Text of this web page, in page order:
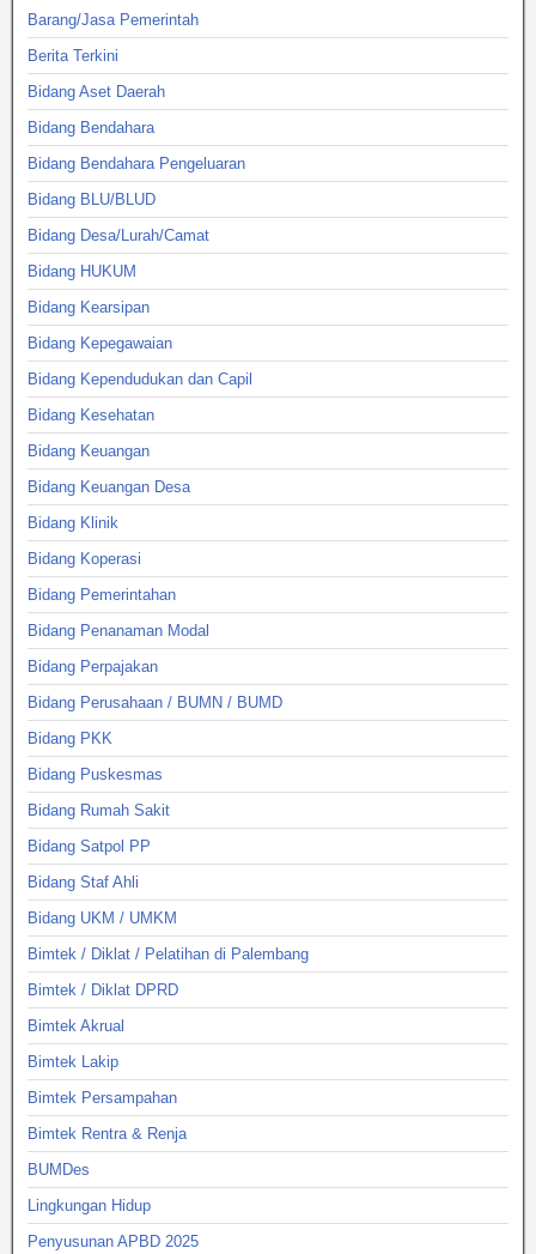
Barang/Jasa Pemerintah
Berita Terkini
Bidang Aset Daerah
Bidang Bendahara
Bidang Bendahara Pengeluaran
Bidang BLU/BLUD
Bidang Desa/Lurah/Camat
Bidang HUKUM
Bidang Kearsipan
Bidang Kepegawaian
Bidang Kependudukan dan Capil
Bidang Kesehatan
Bidang Keuangan
Bidang Keuangan Desa
Bidang Klinik
Bidang Koperasi
Bidang Pemerintahan
Bidang Penanaman Modal
Bidang Perpajakan
Bidang Perusahaan / BUMN / BUMD
Bidang PKK
Bidang Puskesmas
Bidang Rumah Sakit
Bidang Satpol PP
Bidang Staf Ahli
Bidang UKM / UMKM
Bimtek / Diklat / Pelatihan di Palembang
Bimtek / Diklat DPRD
Bimtek Akrual
Bimtek Lakip
Bimtek Persampahan
Bimtek Rentra & Renja
BUMDes
Lingkungan Hidup
Penyusunan APBD 2025